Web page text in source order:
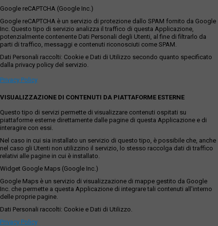
Google reCAPTCHA (Google Inc.)
Google reCAPTCHA è un servizio di protezione dallo SPAM fornito da Google
Inc. Questo tipo di servizio analizza il traffico di questa Applicazione,
potenzialmente contenente Dati Personali degli Utenti, al fine di filtrarlo da
parti di traffico, messaggi e contenuti riconosciuti come SPAM.
Dati Personali raccolti: Cookie e Dati di Utilizzo secondo quanto specificato
dalla privacy policy del servizio.
Privacy Policy
VISUALIZZAZIONE DI CONTENUTI DA PIATTAFORME ESTERNE
Questo tipo di servizi permette di visualizzare contenuti ospitati su
piattaforme esterne direttamente dalle pagine di questa Applicazione e di
interagire con essi.
Nel caso in cui sia installato un servizio di questo tipo, è possibile che, anche
nel caso gli Utenti non utilizzino il servizio, lo stesso raccolga dati di traffico
relativi alle pagine in cui è installato.
Widget Google Maps (Google Inc.)
Google Maps è un servizio di visualizzazione di mappe gestito da Google
Inc. che permette a questa Applicazione di integrare tali contenuti all'interno
delle proprie pagine.
Dati Personali raccolti: Cookie e Dati di Utilizzo.
Privacy Policy